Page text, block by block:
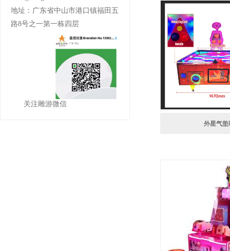
地址：广东省中山市港口镇福田五
路8号之一第一栋四层
关注雕游微信
外星气垫